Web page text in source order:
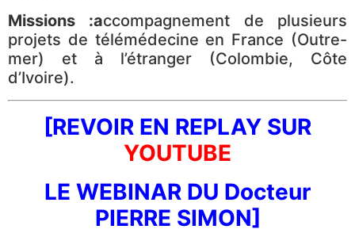
Missions :accompagnement de plusieurs
projets de télémédecine en France (Outre-
mer) et à l’étranger (Colombie, Côte
d’Ivoire).
[REVOIR EN REPLAY SUR
YOUTUBE
LE WEBINAR DU Docteur
PIERRE SIMON]